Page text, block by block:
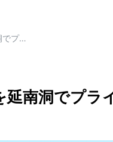
セイアン延南｜韓国式あかすりを延南洞でプライベート体験【予約方法も解説】
南洞でプラ